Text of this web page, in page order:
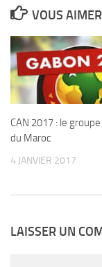
VOUS
CAN 2017 : le
du Maroc
4 JANVIER 2017
LAISSER UN